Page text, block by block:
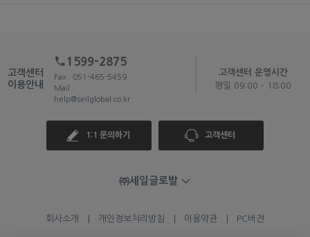
고객센터
이용안내
1599-2875
Fax : 051-465-5459
Mail :
help@seilglobal.co.kr
고객센터 운영시간
평일 09:00 - 18:00
1:1 문의하기 고객센터
㈜세일글로발
회사소개 개인정보처리방침 이용약관 PC버전